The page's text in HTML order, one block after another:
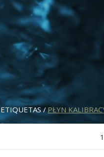
ETIQUETAS PŁYN